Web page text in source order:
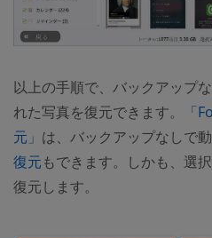
以上の手順で、バックアップ
れた写真を復元できます。
「
元」 は、バックアップなしで
復元もできます。しかも、選
復元します。